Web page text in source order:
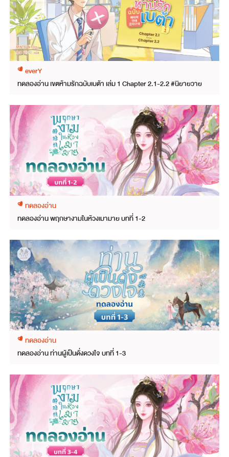
everY
ทดลองอ่าน เขตห้ามรักฉบับเบต้า เล่ม 1 Chapter 2.1-2.2 #นิยายวาย
ทดลองอ่าน
ทดลองอ่าน พฤกษางามในห้วงเมามาย บทที่ 1-2
ทดลองอ่าน
ทดลองอ่าน ท่านผู้เป็นดั่งดวงใจ บทที่ 1-3